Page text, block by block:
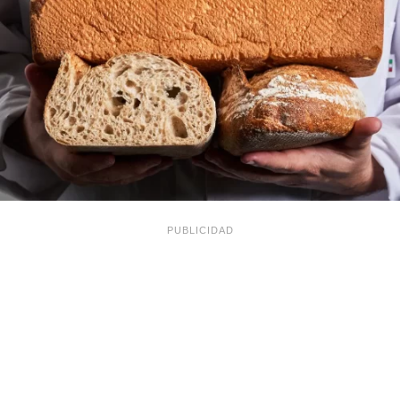
PUBLICIDAD